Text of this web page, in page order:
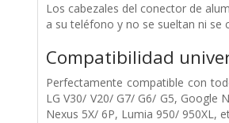
Los cabezales del conector de
a su teléfono y no se sueltan ni se
Compatibilidad
Perfectamente compatible con
LG V30/ V20/ G7/ G6/ G5, Google
Nexus 5X/ 6P, Lumia 950/ 950XL,